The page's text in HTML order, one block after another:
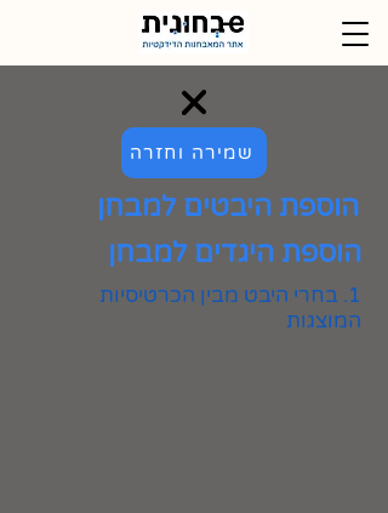
שמירה וחזרה
הוספת היבטים למבחן
הוספת היגדים למבחן
1. בחרי היבט מבין הכרטיסיות
המוצגות